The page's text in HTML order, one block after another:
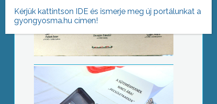
Színház ajándékba
Kérjük kattintson IDE és ismerje meg új portálunkat a
gyongyosma.hu címen!